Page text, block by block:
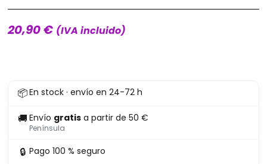
20,90€ (IVA incluido)
📦En stock · envío en 24-72 h
🚚 Envío gratis a partir de 50 €
Península
🔒 Pago 100 % seguro
Pop
The
Watcher
928